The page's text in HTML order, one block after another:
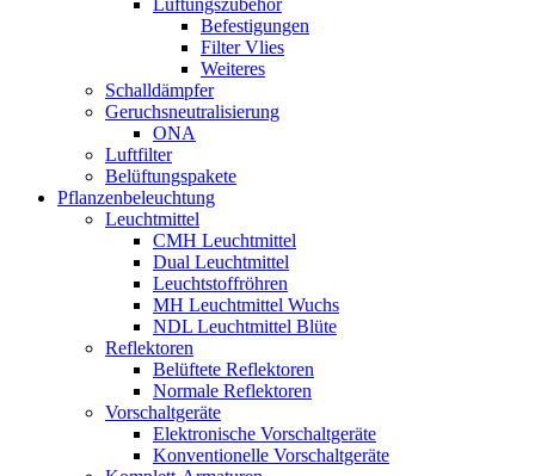
Lüftungszubehör
Befestigungen
Filter Vlies
Weiteres
Schalldämpfer
Geruchsneutralisierung
ONA
Luftfilter
Belüftungspakete
Pflanzenbeleuchtung
Leuchtmittel
CMH Leuchtmittel
Dual Leuchtmittel
Leuchtstoffröhren
MH Leuchtmittel Wuchs
NDL Leuchtmittel Blüte
Reflektoren
Belüftete Reflektoren
Normale Reflektoren
Vorschaltgeräte
Elektronische Vorschaltgeräte
Konventionelle Vorschaltgeräte